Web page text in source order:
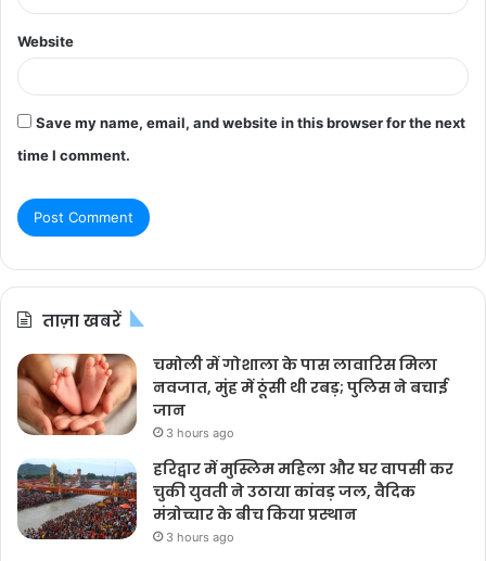
Website
Save my name, email, and website in this browser for the next
time I comment.
ताज़ा खबरें
चमोली में गोशाला के पास लावारिस मिला
नवजात, मुंह में ठूंसी थी रबड़; पुलिस ने बचाई
जान
3 hours ago
हरिद्वार में मुस्लिम महिला और घर वापसी कर
चुकी युवती ने उठाया कांवड़ जल, वैदिक
मंत्रोच्चार के बीच किया प्रस्थान
3 hours ago